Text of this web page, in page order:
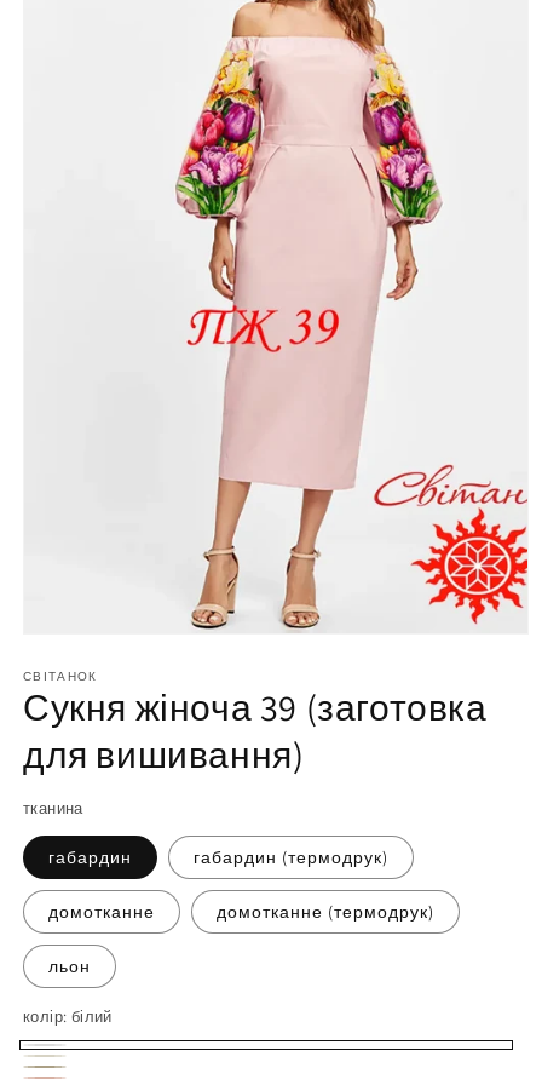
1
у
модальному
вікні
СВІТАНОК
Сукня жіноча 39 (заготовка
для вишивання)
тканина
габардин габардин (термодрук)
домотканне домотканне (термодрук)
льон
колір: білий
білий
молочний